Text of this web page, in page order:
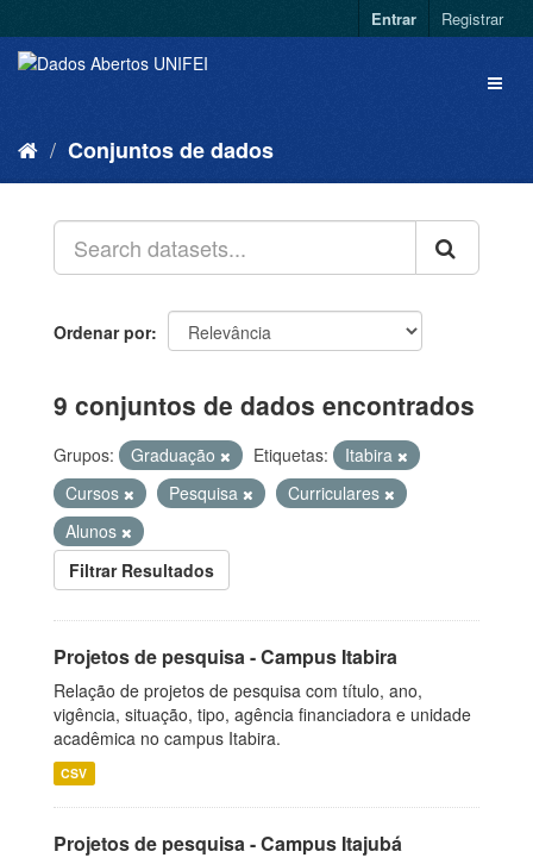
Entrar Registrar
Conjuntos de dados
Ordenar por
9 conjuntos de dados encontrados
Grupos: Graduação Etiquetas:
Itabira
Cursos
Pesquisa
Curriculares
Alunos
Filtrar Resultados
Projetos de pesquisa - Campus Itabira
Relação de projetos de pesquisa com título, ano,
vigência, situação, tipo, agência financiadora e unidade
acadêmica no campus Itabira.
CSV
Projetos de pesquisa - Campus Itajubá